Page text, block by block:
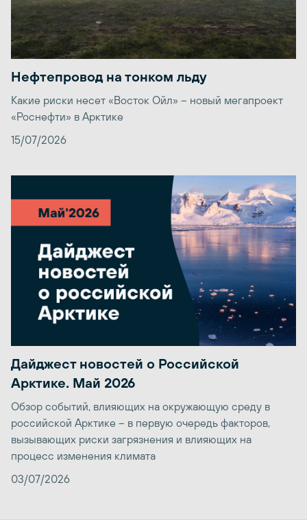
Нефтепровод на тонком льду
Какие риски несет «Восток Ойл» – новый мегапроект
«Роснефти» в Арктике
15/07/2026
Дайджест новостей о Российской
Арктике. Май 2026
Обзор событий, влияющих на окружающую среду в
российской Арктике – в первую очередь факторов,
вызывающих риски загрязнения и влияющих на
процесс изменения климата
03/07/2026